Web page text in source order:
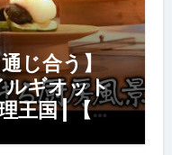
じ合う】
ルギオット
王国 | 【厨